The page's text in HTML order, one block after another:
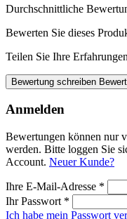
Durchschnittliche
Bewerten Sie dieses
Teilen Sie Ihre
Bewertung schreiben
Anmelden
Bewertungen können nur
werden. Bitte loggen Sie
Account. Neuer Kunde?
Ihre E-Mail-Adresse *
Ihr Passwort *
Ich habe mein Passwort